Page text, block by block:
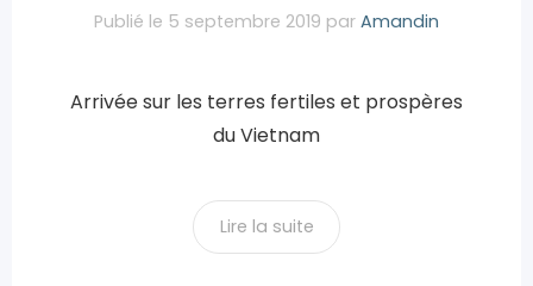
Publié le 5 septembre 2019 par Amandin
Arrivée sur les terres fertiles et prospères
du Vietnam
Lire la suite